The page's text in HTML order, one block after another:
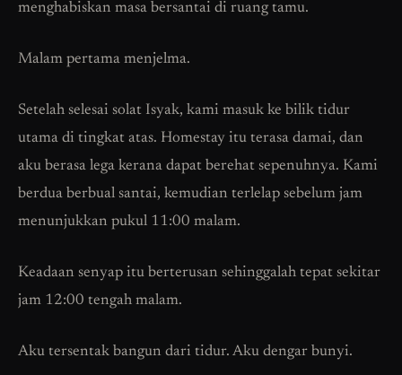
menghabiskan masa bersantai di ruang tamu.
Malam pertama menjelma.
Setelah selesai solat Isyak, kami masuk ke bilik tidur
utama di tingkat atas. Homestay itu terasa damai, dan
aku berasa lega kerana dapat berehat sepenuhnya. Kami
berdua berbual santai, kemudian terlelap sebelum jam
menunjukkan pukul 11:00 malam.
Keadaan senyap itu berterusan sehinggalah tepat sekitar
jam 12:00 tengah malam.
Aku tersentak bangun dari tidur. Aku dengar bunyi.